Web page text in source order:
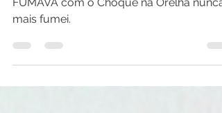
Desde o dia que realizei o Método
mais fumei.